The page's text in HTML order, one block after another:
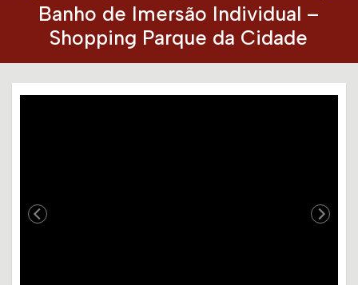
Banho de Imersão Individual –
Shopping Parque da Cidade